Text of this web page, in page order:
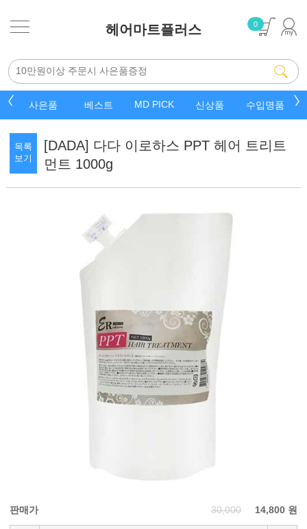
헤어마트플러스 0
베스트 MD PICK 신상품 수입명품 잡화핫템
목록
보기
[DADA] 다다 이로하스 PPT 헤어 트리트
먼트 1000g
판매가 30,000 14,800 원